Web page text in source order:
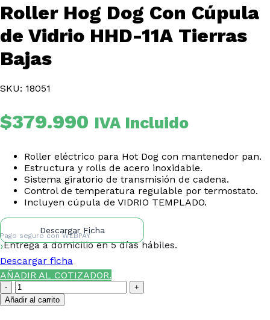
Roller Hog Dog Con Cúpula
de Vidrio HHD-11A Tierras
Bajas
SKU: 18051
$379.990 IVA Incluido
Roller eléctrico para Hot Dog con mantenedor pan.
Estructura y rolls de acero inoxidable.
Sistema giratorio de transmisión de cadena.
Control de temperatura regulable por termostato.
Incluyen cúpula de VIDRIO TEMPLADO.
Descargar Ficha
Pago seguro conWEBPAY
Entrega a domicilio en 5 días hábiles.
Descargar ficha
AÑADIR AL COTIZADOR.
Roller
Hog
Dog
Añadir al carrito